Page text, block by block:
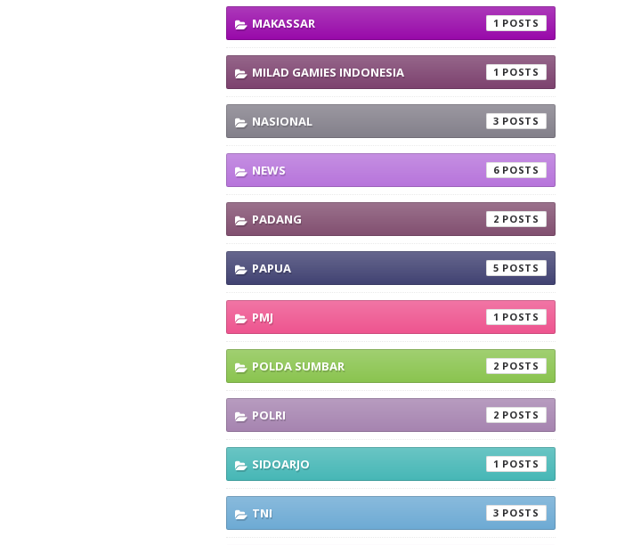
MAKASSAR 1
MILAD GAMIES INDONESIA 1
NASIONAL 3
NEWS 6
PADANG 2
PAPUA 5
PMJ 1
POLDA SUMBAR 2
POLRI 2
SIDOARJO 1
TNI 3